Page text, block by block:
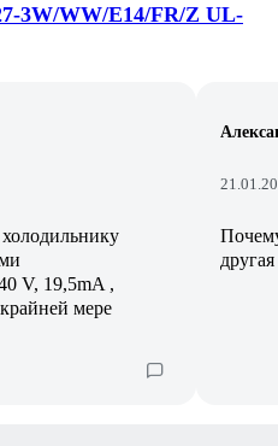
3W/WW/E14/FR/Z UL-
V, 19,5mA ,
мере